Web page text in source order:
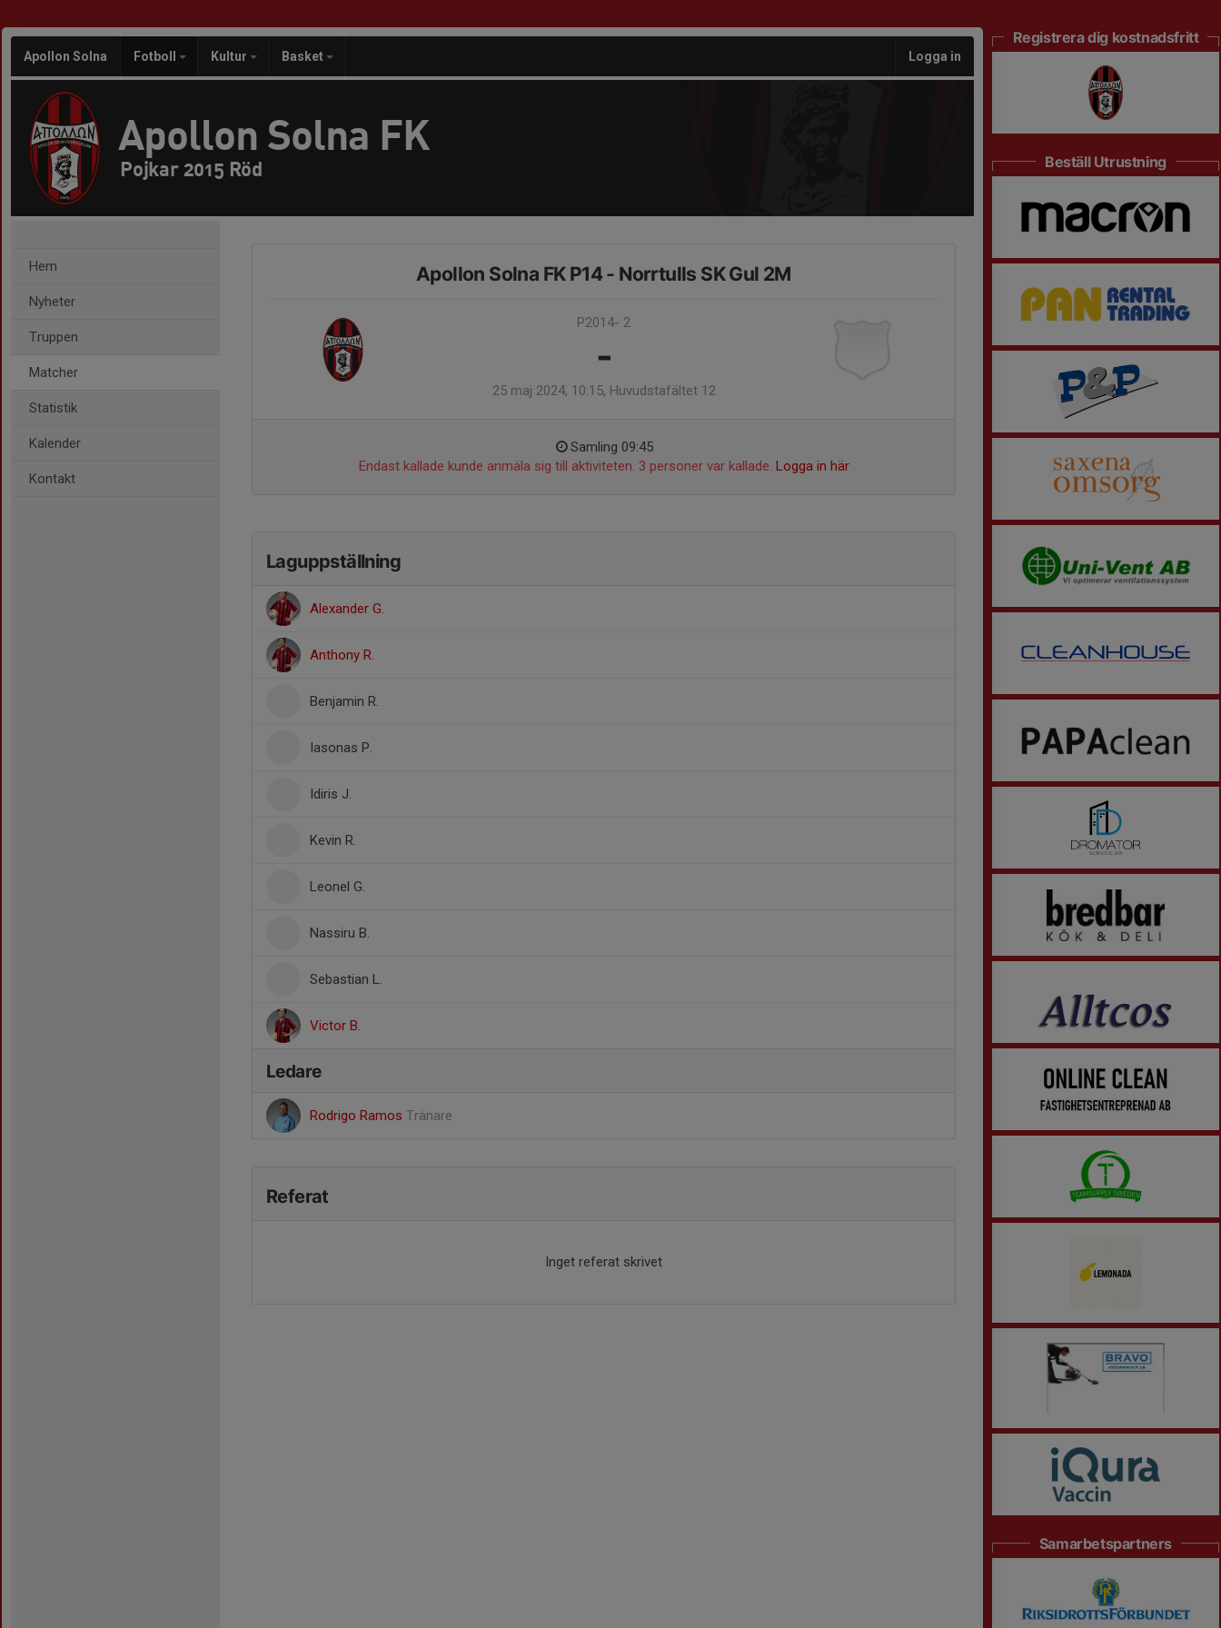
Apollon Solna Fotboll Kultur Basket Logga in
Apollon Solna FK
Pojkar 2015 Röd
Hem
Nyheter
Truppen
Matcher
Statistik
Kalender
Kontakt
Apollon Solna FK P14 - Norrtulls SK Gul 2M
P2014- 2
-
25 maj 2024, 10:15, Huvudstafältet 12
Samling 09:45
Endast kallade kunde anmäla sig till aktiviteten. 3 personer var kallade. Logga in här
Laguppställning
Alexander G.
Anthony R.
Benjamin R.
Iasonas P.
Idiris J.
Kevin R.
Leonel G.
Nassiru B.
Sebastian L.
Victor B.
Ledare
Rodrigo Ramos Tränare
Referat
Inget referat skrivet
Registrera dig kostnadsfritt
Beställ Utrustning
Samarbetspartners